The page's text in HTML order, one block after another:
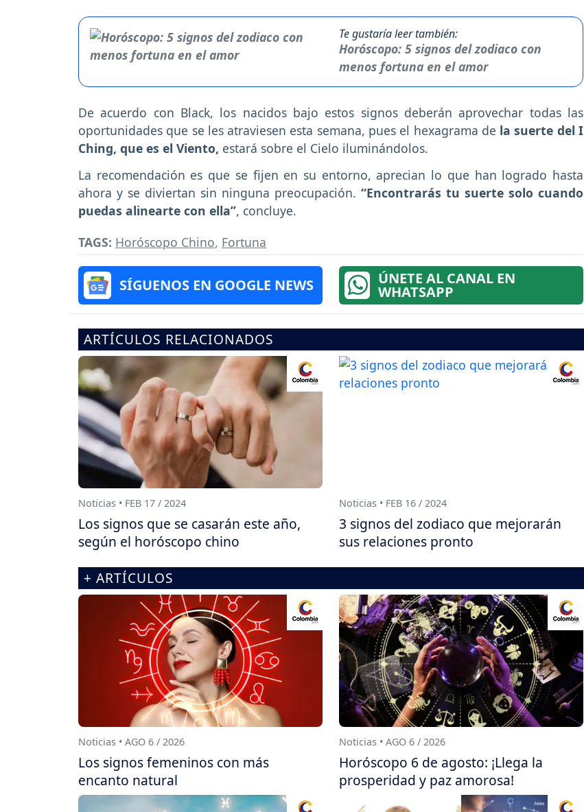
Te gustaría leer también:
Horóscopo: 5 signos del zodiaco con
menos fortuna en el amor
De acuerdo con Black, los nacidos bajo estos signos deberán aprovechar todas las
oportunidades que se les atraviesen esta semana, pues el hexagrama de la suerte del I
Ching, que es el Viento, estará sobre el Cielo iluminándolos.
La recomendación es que se fijen en su entorno, aprecian lo que han logrado hasta
ahora y se diviertan sin ninguna preocupación. “Encontrarás tu suerte solo cuando
puedas alinearte con ella”, concluye.
TAGS: Horóscopo Chino, Fortuna
SÍGUENOS EN GOOGLE NEWS ÚNETE AL CANAL EN
WHATSAPP
ARTÍCULOS RELACIONADOS
Noticias • FEB 17 / 2024
Los signos que se casarán este año,
según el horóscopo chino
Noticias • FEB 16 / 2024
3 signos del zodiaco que mejorarán
sus relaciones pronto
+ ARTÍCULOS
Noticias • AGO 6 / 2026
Los signos femeninos con más
encanto natural
Noticias • AGO 6 / 2026
Horóscopo 6 de agosto: ¡Llega la
prosperidad y paz amorosa!